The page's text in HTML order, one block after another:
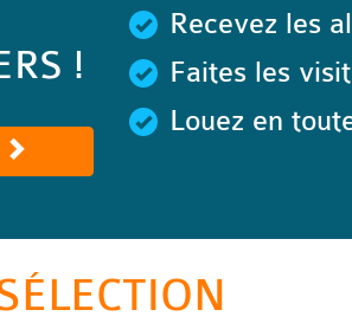
!
Recevez les
Faites les
Louez en